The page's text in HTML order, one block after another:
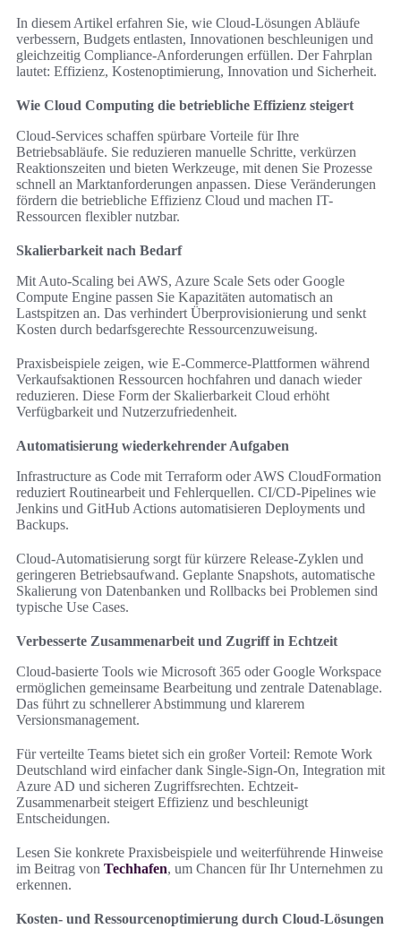
In diesem Artikel erfahren Sie, wie Cloud-Lösungen Abläufe
verbessern, Budgets entlasten, Innovationen beschleunigen und
gleichzeitig Compliance-Anforderungen erfüllen. Der Fahrplan
lautet: Effizienz, Kostenoptimierung, Innovation und Sicherheit.
Wie Cloud Computing die betriebliche Effizienz steigert
Cloud-Services schaffen spürbare Vorteile für Ihre
Betriebsabläufe. Sie reduzieren manuelle Schritte, verkürzen
Reaktionszeiten und bieten Werkzeuge, mit denen Sie Prozesse
schnell an Marktanforderungen anpassen. Diese Veränderungen
fördern die betriebliche Effizienz Cloud und machen IT-
Ressourcen flexibler nutzbar.
Skalierbarkeit nach Bedarf
Mit Auto-Scaling bei AWS, Azure Scale Sets oder Google
Compute Engine passen Sie Kapazitäten automatisch an
Lastspitzen an. Das verhindert Überprovisionierung und senkt
Kosten durch bedarfsgerechte Ressourcenzuweisung.
Praxisbeispiele zeigen, wie E-Commerce-Plattformen während
Verkaufsaktionen Ressourcen hochfahren und danach wieder
reduzieren. Diese Form der Skalierbarkeit Cloud erhöht
Verfügbarkeit und Nutzerzufriedenheit.
Automatisierung wiederkehrender Aufgaben
Infrastructure as Code mit Terraform oder AWS CloudFormation
reduziert Routinearbeit und Fehlerquellen. CI/CD-Pipelines wie
Jenkins und GitHub Actions automatisieren Deployments und
Backups.
Cloud-Automatisierung sorgt für kürzere Release-Zyklen und
geringeren Betriebsaufwand. Geplante Snapshots, automatische
Skalierung von Datenbanken und Rollbacks bei Problemen sind
typische Use Cases.
Verbesserte Zusammenarbeit und Zugriff in Echtzeit
Cloud-basierte Tools wie Microsoft 365 oder Google Workspace
ermöglichen gemeinsame Bearbeitung und zentrale Datenablage.
Das führt zu schnellerer Abstimmung und klarerem
Versionsmanagement.
Für verteilte Teams bietet sich ein großer Vorteil: Remote Work
Deutschland wird einfacher dank Single-Sign-On, Integration mit
Azure AD und sicheren Zugriffsrechten. Echtzeit-
Zusammenarbeit steigert Effizienz und beschleunigt
Entscheidungen.
Lesen Sie konkrete Praxisbeispiele und weiterführende Hinweise
im Beitrag von Techhafen, um Chancen für Ihr Unternehmen zu
erkennen.
Kosten- und Ressourcenoptimierung durch Cloud-Lösungen